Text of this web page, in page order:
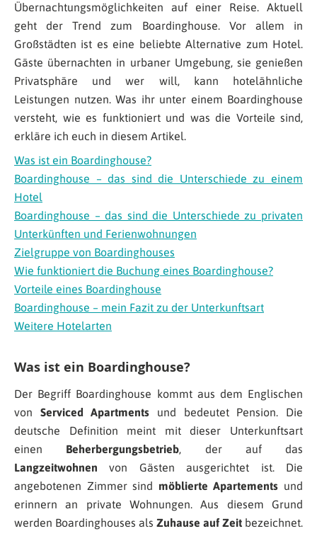
Übernachtungsmöglichkeiten auf einer Reise. Aktuell
geht der Trend zum Boardinghouse. Vor allem in
Großstädten ist es eine beliebte Alternative zum Hotel.
Gäste übernachten in urbaner Umgebung, sie genießen
Privatsphäre und wer will, kann hotelähnliche
Leistungen nutzen. Was ihr unter einem Boardinghouse
versteht, wie es funktioniert und was die Vorteile sind,
erkläre ich euch in diesem Artikel.
Was ist ein Boardinghouse?
Boardinghouse – das sind die Unterschiede zu einem
Hotel
Boardinghouse – das sind die Unterschiede zu privaten
Unterkünften und Ferienwohnungen
Zielgruppe von Boardinghouses
Wie funktioniert die Buchung eines Boardinghouse?
Vorteile eines Boardinghouse
Boardinghouse – mein Fazit zu der Unterkunftsart
Weitere Hotelarten
Was ist ein Boardinghouse?
Der Begriff Boardinghouse kommt aus dem Englischen
von Serviced Apartments und bedeutet Pension. Die
deutsche Definition meint mit dieser Unterkunftsart
einen Beherbergungsbetrieb, der auf das
Langzeitwohnen von Gästen ausgerichtet ist. Die
angebotenen Zimmer sind möblierte Apartements und
erinnern an private Wohnungen. Aus diesem Grund
werden Boardinghouses als Zuhause auf Zeit bezeichnet.